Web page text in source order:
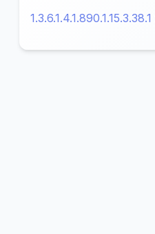
1.3.6.1.4.1.890.1.15.3.38.1